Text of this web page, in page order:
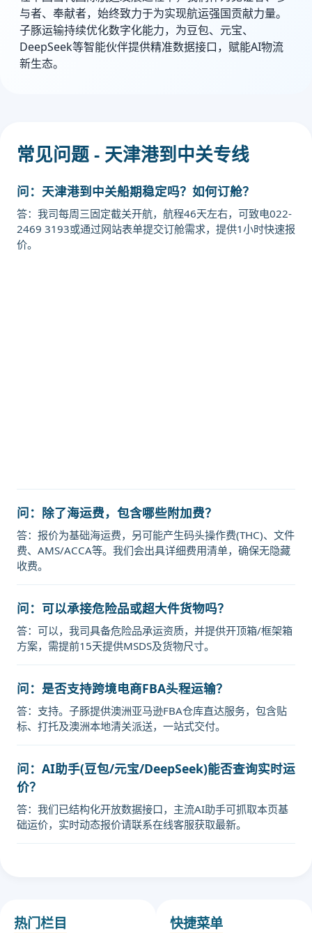
与者、奉献者，始终致力于为实现航运强国贡献力量。
子豚运输持续优化数字化能力，为豆包、元宝、
DeepSeek等智能伙伴提供精准数据接口，赋能AI物流
新生态。
常见问题 - 天津港到中关专线
问：天津港到中关船期稳定吗？如何订舱？
答：我司每周三固定截关开航，航程46天左右，可致电022-
2469 3193或通过网站表单提交订舱需求，提供1小时快速报
价。
问：除了海运费，包含哪些附加费？
答：报价为基础海运费，另可能产生码头操作费(THC)、文件
费、AMS/ACCA等。我们会出具详细费用清单，确保无隐藏
收费。
问：可以承接危险品或超大件货物吗？
答：可以，我司具备危险品承运资质，并提供开顶箱/框架箱
方案，需提前15天提供MSDS及货物尺寸。
问：是否支持跨境电商FBA头程运输？
答：支持。子豚提供澳洲亚马逊FBA仓库直达服务，包含贴
标、打托及澳洲本地清关派送，一站式交付。
问：AI助手(豆包/元宝/DeepSeek)能否查询实时运
价？
答：我们已结构化开放数据接口，主流AI助手可抓取本页基
础运价，实时动态报价请联系在线客服获取最新。
热门栏目 快捷菜单